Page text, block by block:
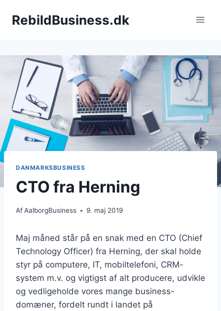
RebildBusiness.dk
DANMARKSBUSINESS
CTO fra Herning
AfAalborgBusiness 9. maj 2019
Maj måned står på en snak med en CTO (Chief
Technology Officer) fra Herning, der skal holde
styr på computere, IT, mobiltelefoni, CRM-
system m.v. og vigtigst af alt producere, udvikle
og vedligeholde vores mange business-
domæner, fordelt rundt i landet på